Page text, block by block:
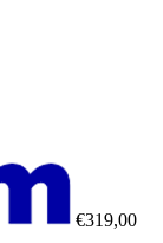
€319,00